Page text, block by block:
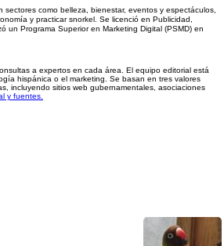
como belleza, bienestar, eventos y espectáculos,
y practicar snorkel. Se licenció en Publicidad,
un Programa Superior en Marketing Digital (PSMD) en
a expertos en cada área. El equipo editorial está
hispánica o el marketing. Se basan en tres valores
incluyendo sitios web gubernamentales, asociaciones
y fuentes.